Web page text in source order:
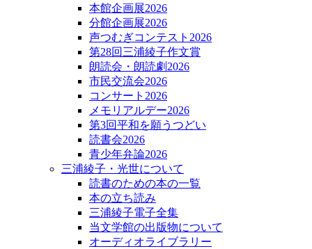
本館企画展2026
分館企画展2026
声つむぎコンテスト2026
第28回三浦綾子作文賞
朗読会・朗読劇2026
市民交流会2026
コンサート2026
メモリアルデー2026
第3回平和を願うつどい
読書会2026
青少年弁論2026
三浦綾子・光世について
読書のための本の一覧
本の立ち読み
三浦綾子電子全集
当文学館の出版物について
オーディオライブラリー